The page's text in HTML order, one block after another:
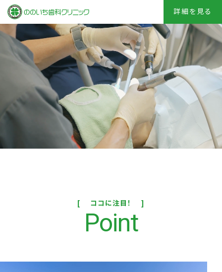
詳細を見る
ココに注目！
Point